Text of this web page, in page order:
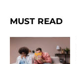
MUST READ